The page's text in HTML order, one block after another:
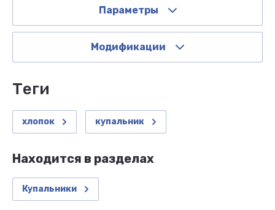
Параметры
Модификации
теги
хлопок купальник
Находится в разделах
Купальники